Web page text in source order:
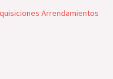
Arrendamientos